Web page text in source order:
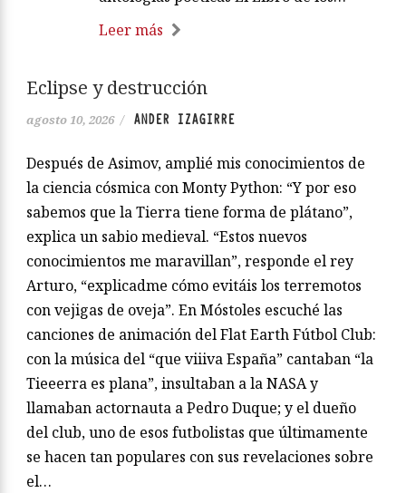
Leer más
Eclipse y destrucción
agosto 10, 2026 / ANDER IZAGIRRE
Después de Asimov, amplié mis conocimientos de
la ciencia cósmica con Monty Python: “Y por eso
sabemos que la Tierra tiene forma de plátano”,
explica un sabio medieval. “Estos nuevos
conocimientos me maravillan”, responde el rey
Arturo, “explicadme cómo evitáis los terremotos
con vejigas de oveja”. En Móstoles escuché las
canciones de animación del Flat Earth Fútbol Club:
con la música del “que viiiva España” cantaban “la
Tieeerra es plana”, insultaban a la NASA y
llamaban actornauta a Pedro Duque; y el dueño
del club, uno de esos futbolistas que últimamente
se hacen tan populares con sus revelaciones sobre
el…